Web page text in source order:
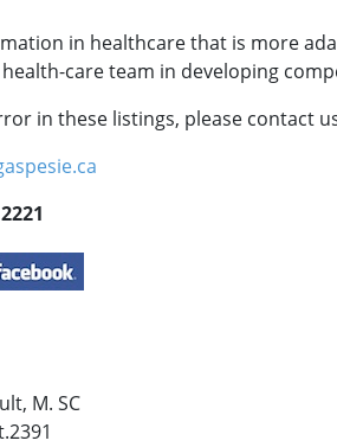
in healthcare that is more
care team in developing
in these listings, please contact
M. SC